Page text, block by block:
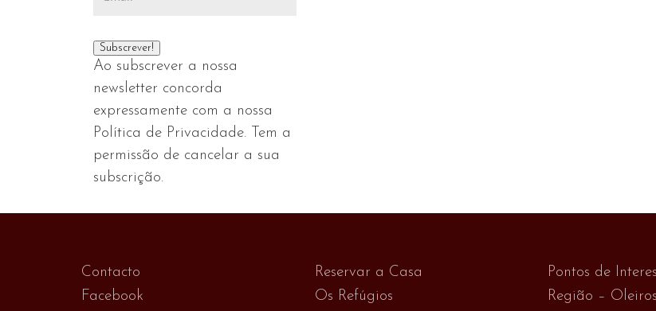
Ao subscrever a nossa
newsletter concorda
expressamente com a nossa
Política de Privacidade. Tem a
permissão de cancelar a sua
subscrição.
Contacto
Facebook
Reservar a Casa
Os Refúgios
Pontos de
Região – Oleiros